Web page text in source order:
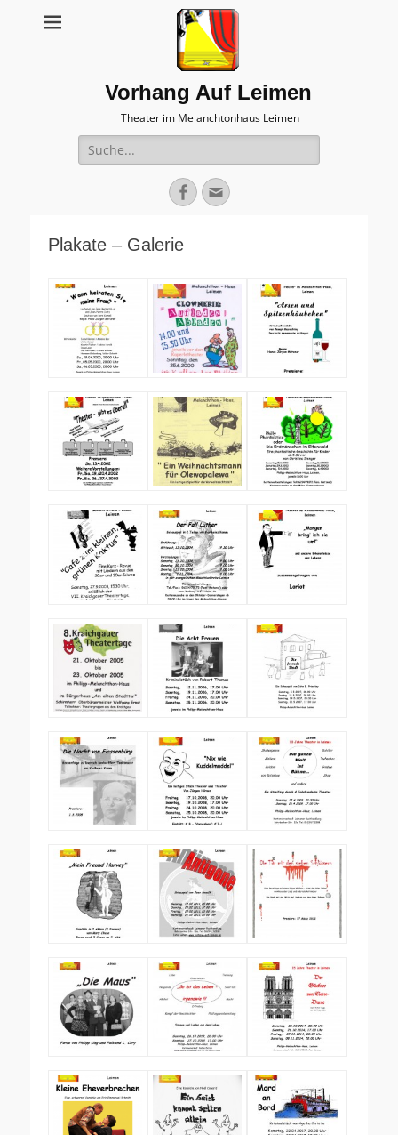
Vorhang Auf Leimen
Theater im Melanchtonhaus Leimen
Suche
nach:
Facebook
E-
Mail
Plakate – Galerie